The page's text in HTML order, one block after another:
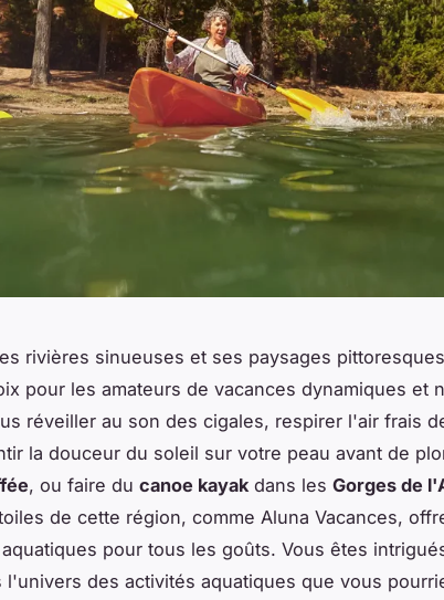
rivières sinueuses et ses paysages
pour les amateurs de vacances dynamiques et
réveiller au son des cigales, respirer l'air frais
la douceur du soleil sur votre peau avant de
, ou faire du canoe kayak dans les Gorges de
de cette région, comme Aluna Vacances,
pour tous les goûts. Vous êtes
l'univers des activités aquatiques que vous